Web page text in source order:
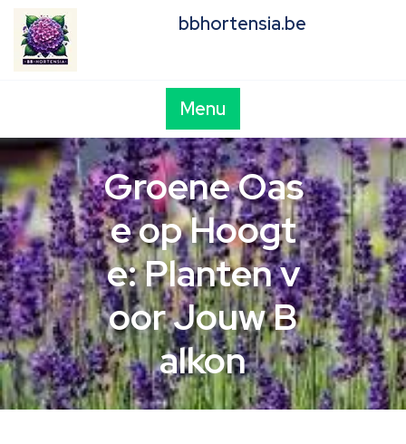
content
bbhortensia.be
Menu
Groene Oas
e op Hoogt
e: Planten v
oor Jouw B
alkon